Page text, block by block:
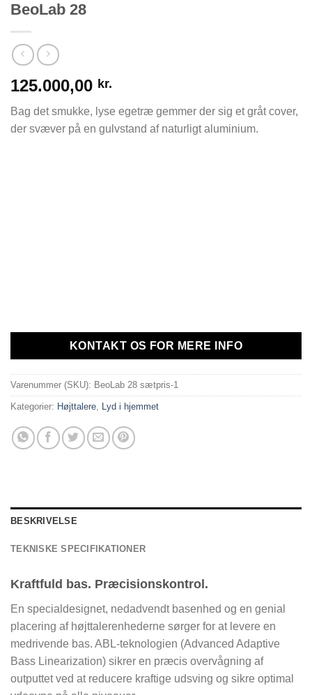
BeoLab 28
125.000,00 kr.
Bag det smukke, lyse egetræ gemmer der sig et gråt cover,
der svæver på en gulvstand af naturligt aluminium.
KONTAKT OS FOR MERE INFO
Varenummer (SKU): BeoLab 28 sætpris-1
Kategorier: Højttalere, Lyd i hjemmet
BESKRIVELSE
TEKNISKE SPECIFIKATIONER
Kraftfuld bas. Præcisionskontrol.
En specialdesignet, nedadvendt basenhed og en genial
placering af højttalerenhederne sørger for at levere en
medrivende bas. ABL-teknologien (Advanced Adaptive
Bass Linearization) sikrer en præcis overvågning af
outputtet ved at reducere kraftige udsving og sikre optimal